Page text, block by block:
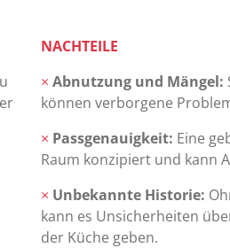
NACHTEILE
× Abnutzung und Mängel:
können verborgene
× Passgenauigkeit: Eine
Raum konzipiert und kann
× Unbekannte Historie:
kann es Unsicherheiten
der Küche geben.